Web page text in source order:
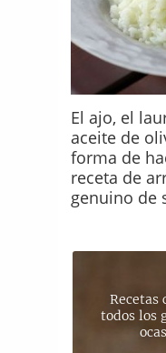
El ajo, el
aceite de
forma de
receta de
genuino de
Recetas
todos los